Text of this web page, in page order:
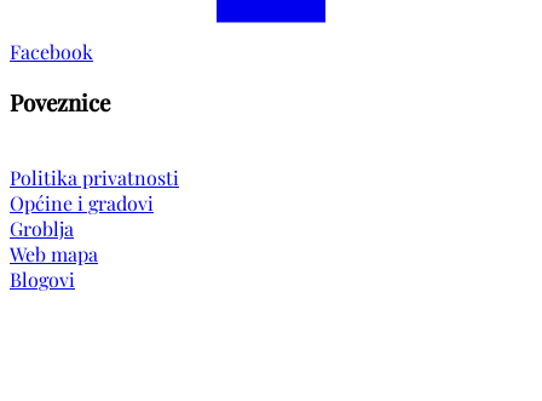
Facebook
Poveznice
Politika privatnosti
Općine i gradovi
Groblja
Web mapa
Blogovi